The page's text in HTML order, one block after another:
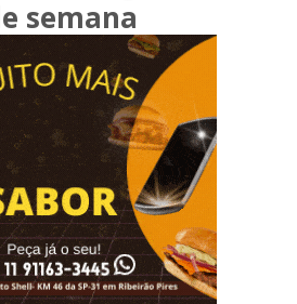
semana